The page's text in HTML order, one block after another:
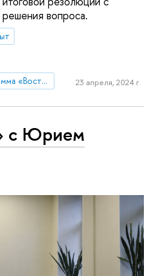
вопроса.
Образовательная программа «Востоковедение»
23 апреля, 2024 г.
с Юрием